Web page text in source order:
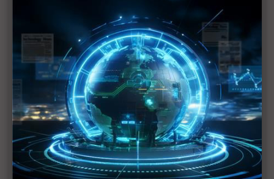
MLCC訂單過熱、出貨比創高 村田示警全球AI基
建熱潮將趨緩
2027全年記憶體產能提前售罄 買家「祕而不
宣」只怕買不夠
英特爾EMIB良率達標 聯發科第2代ASIC產品
2028準時量產
SpaceX晶片採購大轉向 Elon Musk捨超微全面
採用NVIDIA